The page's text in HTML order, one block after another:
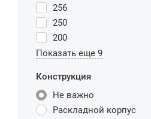
256
250
200
Показать еще 9
Конструкция
Не важно
Раскладной корпус